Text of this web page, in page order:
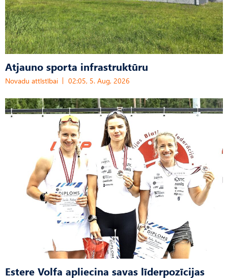
Atjauno sporta infrastruktūru
Novadu attīstībai 02:05, 5. Aug, 2026
Estere Volfa apliecina savas līderpozīcijas